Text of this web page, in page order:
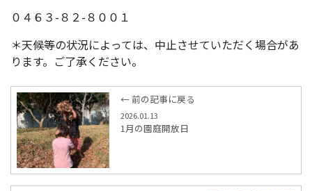
０４６３-８２-８００１
＊天候等の状況によっては、中止させていただく場合があ
ります。ご了承ください。
← 前の記事に戻る
2026.01.13
1月の園庭開放日